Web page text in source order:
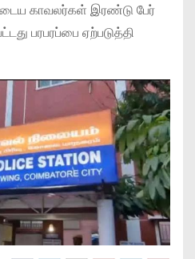
காவலர்கள் இரண்டு பேர்
பரபரப்பை ஏற்படுத்தி